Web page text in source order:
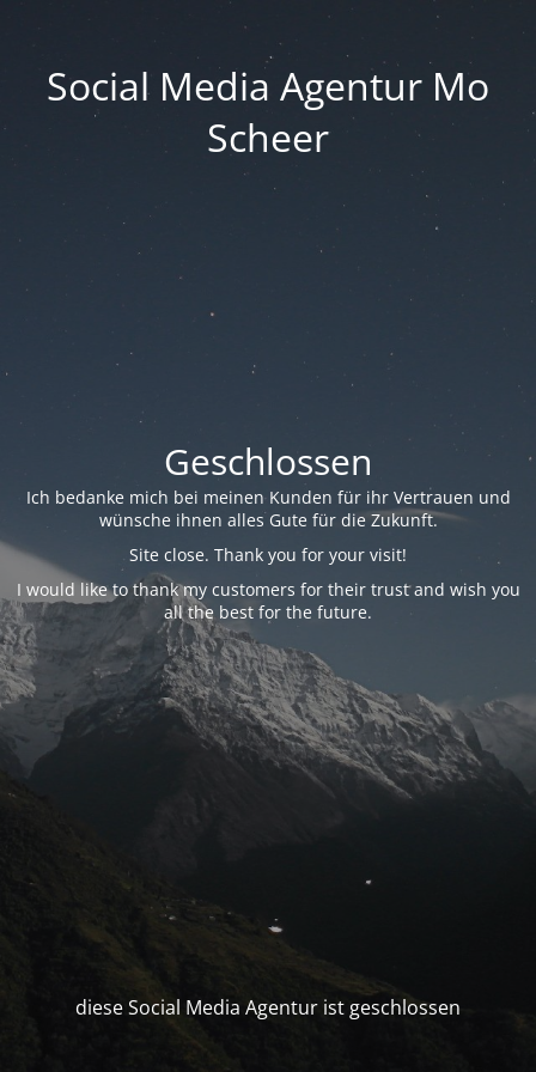
Social Media Agentur Mo
Scheer
Geschlossen
Ich bedanke mich bei meinen Kunden für ihr Vertrauen und
wünsche ihnen alles Gute für die Zukunft.
Site close. Thank you for your visit!
I would like to thank my customers for their trust and wish you
all the best for the future.
diese Social Media Agentur ist geschlossen